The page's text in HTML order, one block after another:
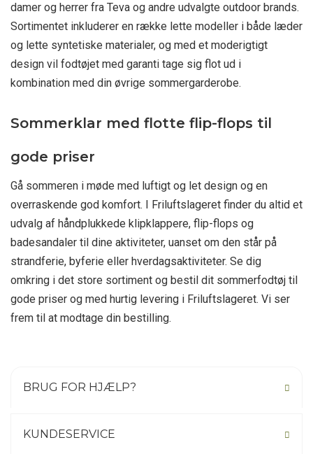
damer og herrer fra Teva og andre udvalgte outdoor brands.
Sortimentet inkluderer en række lette modeller i både læder
og lette syntetiske materialer, og med et moderigtigt
design vil fodtøjet med garanti tage sig flot ud i
kombination med din øvrige sommergarderobe.
Sommerklar med flotte flip-flops til
gode priser
Gå sommeren i møde med luftigt og let design og en
overraskende god komfort. I Friluftslageret finder du altid et
udvalg af håndplukkede klipklappere, flip-flops og
badesandaler til dine aktiviteter, uanset om den står på
strandferie, byferie eller hverdagsaktiviteter. Se dig
omkring i det store sortiment og bestil dit sommerfodtøj til
gode priser og med hurtig levering i Friluftslageret. Vi ser
frem til at modtage din bestilling.
BRUG FOR HJÆLP?
KUNDESERVICE